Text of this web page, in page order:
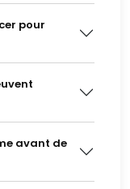
pour
avant de